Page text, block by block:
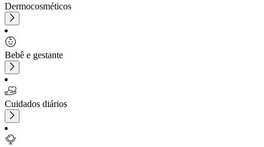
Dermocosméticos
Bebê e gestante
Cuidados diários